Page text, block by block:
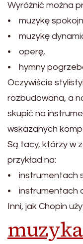
Wyróżnić można
• muzykę
• muzykę
• operę,
• hymny
Oczywiście
rozbudowana, a
skupić na
wskazanych
Są tacy, którzy w
przykład na:
• instrumentach
• instrumentach
Inni, jak Chopin